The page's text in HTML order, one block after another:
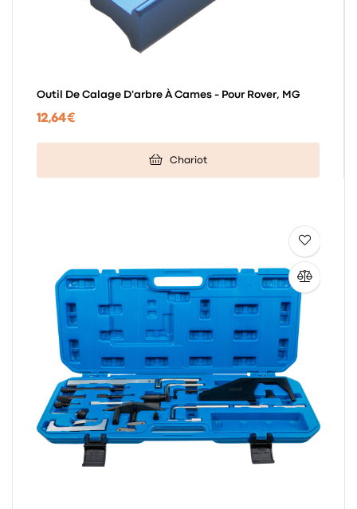
Outil De Calage D'arbre À Cames - Pour Rover, MG
12,64 €
Chariot